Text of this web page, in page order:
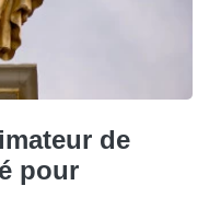
de
pour